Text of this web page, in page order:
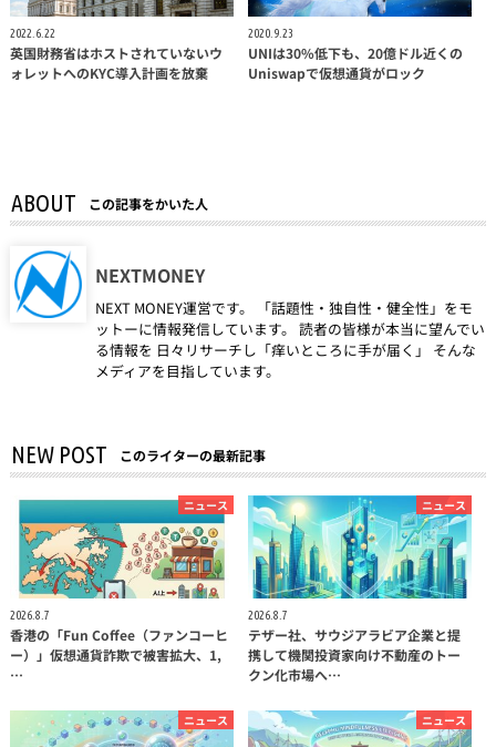
2022.6.22
英国財務省はホストされていないウ
ォレットへのKYC導入計画を放棄
2020.9.23
UNIは30%低下も、20億ドル近くの
Uniswapで仮想通貨がロック
ABOUT この記事をかいた人
NEXTMONEY
NEXT MONEY運営です。 「話題性・独自性・健全性」をモ
ットーに情報発信しています。 読者の皆様が本当に望んでい
る情報を 日々リサーチし「痒いところに手が届く」 そんな
メディアを目指しています。
NEW POST このライターの最新記事
ニュース
2026.8.7
香港の「Fun Coffee（ファンコーヒ
ー）」仮想通貨詐欺で被害拡大、1,
…
ニュース
2026.8.7
テザー社、サウジアラビア企業と提
携して機関投資家向け不動産のトー
クン化市場へ…
ニュース ニュース